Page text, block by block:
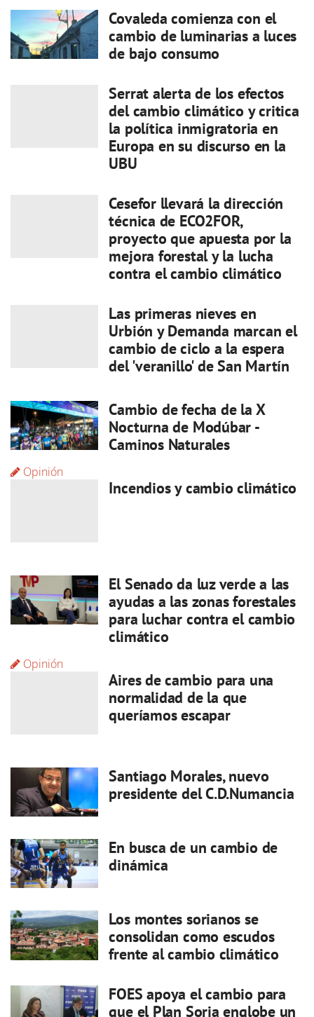
Covaleda comienza con el
cambio de luminarias a luces
de bajo consumo
Serrat alerta de los efectos
del cambio climático y critica
la política inmigratoria en
Europa en su discurso en la
UBU
Cesefor llevará la dirección
técnica de ECO2FOR,
proyecto que apuesta por la
mejora forestal y la lucha
contra el cambio climático
Las primeras nieves en
Urbión y Demanda marcan el
cambio de ciclo a la espera
del 'veranillo' de San Martín
Cambio de fecha de la X
Nocturna de Modúbar -
Caminos Naturales
Opinión
Incendios y cambio climático
El Senado da luz verde a las
ayudas a las zonas forestales
para luchar contra el cambio
climático
Opinión
Aires de cambio para una
normalidad de la que
queríamos escapar
Santiago Morales, nuevo
presidente del C.D.Numancia
En busca de un cambio de
dinámica
Los montes sorianos se
consolidan como escudos
frente al cambio climático
FOES apoya el cambio para
que el Plan Soria englobe un